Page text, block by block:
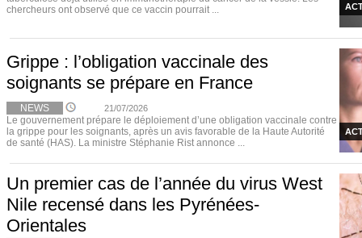
chercheurs ont observé que ce vaccin pourrait ...
Grippe : l’obligation vaccinale des
soignants se prépare en France
NEWS 21/07/2026
Le gouvernement prépare le déploiement d’une obligation vaccinale contre
la grippe pour les soignants, après un avis favorable de la Haute Autorité
de santé (HAS). La ministre Stéphanie Rist annonce ...
Un premier cas de l’année du virus West
Nile recensé dans les Pyrénées-
Orientales